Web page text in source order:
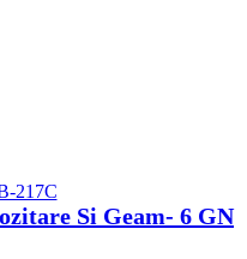
217C
Si Geam- 6 GN